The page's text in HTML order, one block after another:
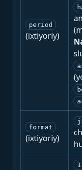
period
(ixtiyoriy)
format
(ixtiyoriy)
1